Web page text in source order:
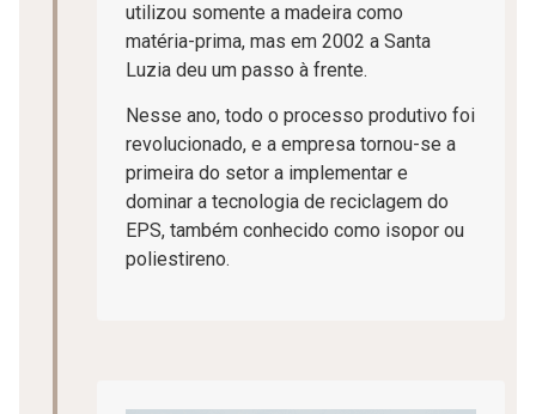
utilizou somente a madeira como
matéria-prima, mas em 2002 a Santa
Luzia deu um passo à frente.
Nesse ano, todo o processo produtivo foi
revolucionado, e a empresa tornou-se a
primeira do setor a implementar e
dominar a tecnologia de reciclagem do
EPS, também conhecido como isopor ou
poliestireno.